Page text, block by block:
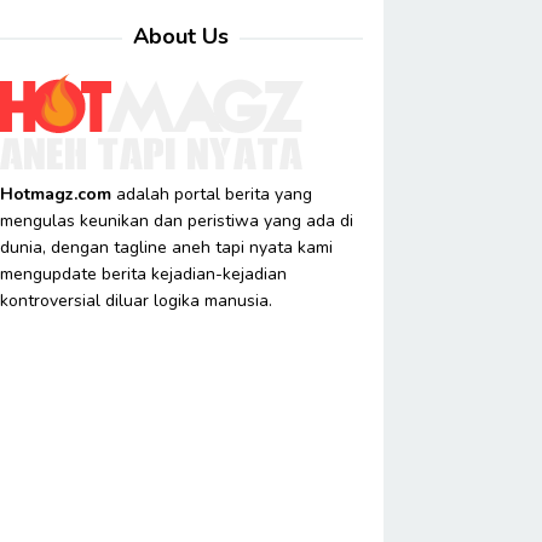
About Us
Hotmagz.comadalah portal berita yang
mengulas keunikan dan peristiwa yang ada di
dunia, dengan tagline aneh tapi nyata kami
mengupdate berita kejadian-kejadian
kontroversial diluar logika manusia.